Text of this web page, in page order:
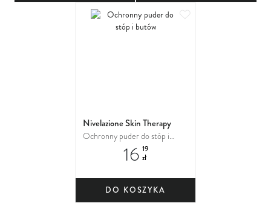
Nivelazione Skin Therapy
Ochronny puder do stóp i
16 19
zł
DO KOSZYKA